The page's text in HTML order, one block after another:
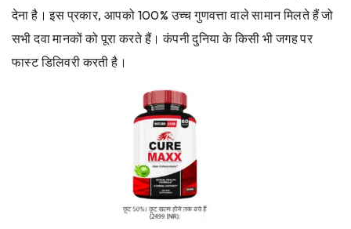
देना है। इस प्रकार, आपको 100% उच्च गुणवत्ता वाले सामान मिलते हैं जो
सभी दवा मानकों को पूरा करते हैं। कंपनी दुनिया के किसी भी जगह पर
फास्ट डिलिवरी करती है।